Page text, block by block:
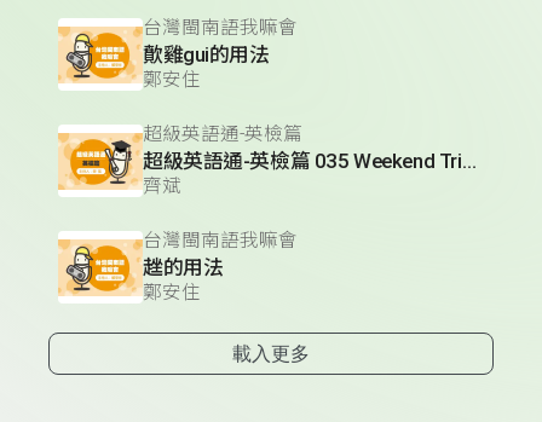
台灣閩南語我嘛會
歕雞gui的用法
鄭安住
超級英語通-英檢篇
超級英語通-英檢篇 035 Weekend Trip- 週末旅遊
齊斌
台灣閩南語我嘛會
趖的用法
鄭安住
載入更多